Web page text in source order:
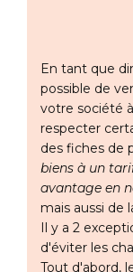
En tant que
possible de
votre société
respecter
des fiches de
biens à un
avantage en
mais aussi de
Il y a 2
d'éviter les
Tout d'abord,